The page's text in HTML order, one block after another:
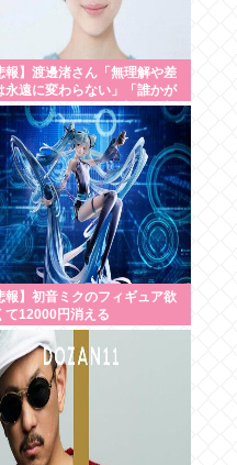
報】渡邊渚さん「無理解や差
永遠に変わらない」「誰かが
なければ」PTSD公表への決
・・・・・・・・
報】初音ミクのフィギュア欲
て12000円消える